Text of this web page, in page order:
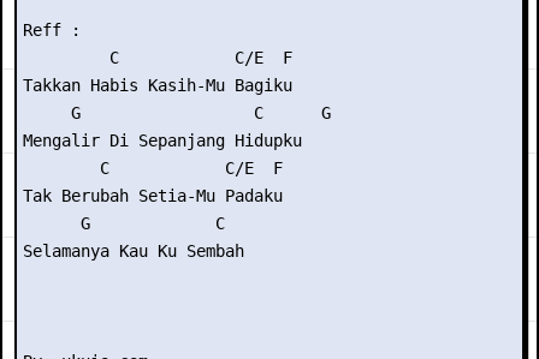
Reff :
         C            C/E  F
Takkan Habis Kasih-Mu Bagiku
     G                  C      G
Mengalir Di Sepanjang Hidupku
        C            C/E  F
Tak Berubah Setia-Mu Padaku
      G             C
Selamanya Kau Ku Sembah